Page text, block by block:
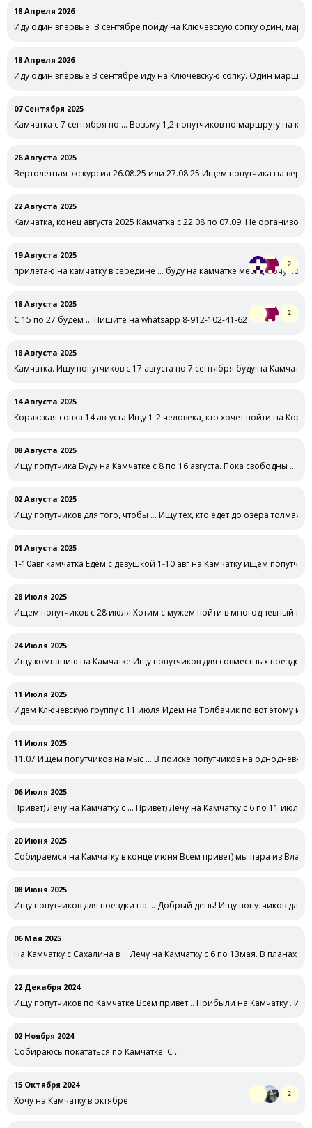
18 Апреля 2026
Иду один впервые. В сентябре пойду на Ключевскую сопку один,
18 Апреля 2026
Иду один впервые В сентябре иду на Ключевскую сопку. Один
07 Сентября 2025
Камчатка с 7 сентября по … Возьму 1,2 попутчиков по маршруту на
26 Августа 2025
Вертолетная экскурсия 26.08.25 или 27.08.25 Ищем попутчика на
22 Августа 2025
Камчатка, конец августа 2025 Камчатка с 22.08 по 07.09. Не
19 Августа 2025
прилетаю на камчатку в середине … буду на камчатке месяц, хочу
2
18 Августа 2025
С 15 по 27 будем … Пишите на whatsapp 8-912-102-41-62
2
18 Августа 2025
Камчатка. Ищу попутчиков с 17 августа по 7 сентября буду на
14 Августа 2025
Корякская сопка 14 августа Ищу 1-2 человека, кто хочет пойти на
08 Августа 2025
Ищу попутчика Буду на Камчатке с 8 по 16 августа. Пока свободны …
02 Августа 2025
Ищу попутчиков для того, чтобы … Ищу тех, кто едет до озера
01 Августа 2025
1-10авг камчатка Едем с девушкой 1-10 авг на Камчатку ищем
28 Июля 2025
Ищем попутчиков с 28 июля Хотим с мужем пойти в многодневный
24 Июля 2025
Ищу компанию на Камчатке Ищу попутчиков для совместных
11 Июля 2025
Идем Ключевскую группу с 11 июля Идем на Толбачик по вот этому
11 Июля 2025
11.07 Ищем попутчиков на мыс … В поиске попутчиков на
06 Июля 2025
Привет) Лечу на Камчатку с … Привет) Лечу на Камчатку с 6 по 11 июля)
20 Июня 2025
Собираемся на Камчатку в конце июня Всем привет) мы пара из
08 Июня 2025
Ищу попутчиков для поездки на … Добрый день! Ищу попутчиков для
06 Мая 2025
На Камчатку с Сахалина в … Лечу на Камчатку с 6 по 13мая. В планах
22 Декабря 2024
Ищу попутчиков по Камчатке Всем привет... Прибыли на Камчатку .
02 Ноября 2024
Собираюсь покататься по Камчатке. С …
15 Октября 2024
Хочу на Камчатку в октябре
2